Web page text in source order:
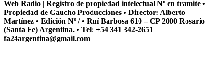
Web Radio | Registro de propiedad intelectual Nº en tramite •
Propiedad de Gaucho Producciones • Director: Alberto
Martínez • Edición Nº / • Ruí Barbosa 610 – CP 2000 Rosario
(Santa Fe) Argentina. • Tel: +54 341 342-2651
fa24argentina@gmail.com